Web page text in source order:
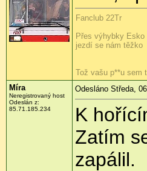
Fanclub 22Tr
Přes výhybky Esko
jezdí se nám těžko
Tož vašu p**u sem
Míra
Neregistrovaný host
Odeslán z:
85.71.185.234
Odesláno Středa,
K
Zatím
zapálil.